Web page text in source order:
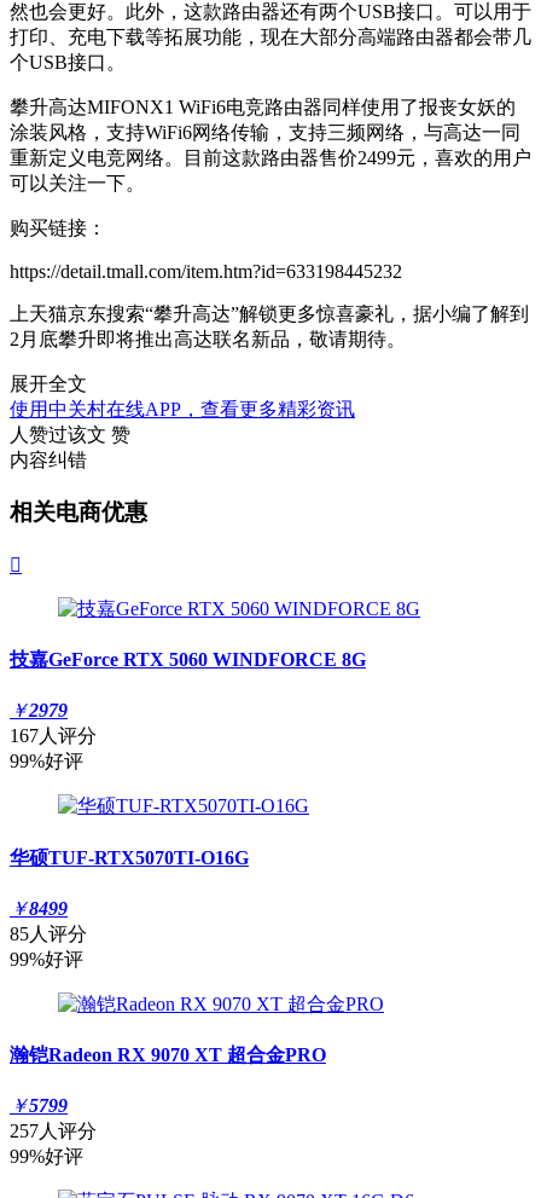
然也会更好。此外，这款路由器还有两个USB接口。可以用于
打印、充电下载等拓展功能，现在大部分高端路由器都会带几
个USB接口。
攀升高达MIFONX1 WiFi6电竞路由器同样使用了报丧女妖的
涂装风格，支持WiFi6网络传输，支持三频网络，与高达一同
重新定义电竞网络。目前这款路由器售价2499元，喜欢的用户
可以关注一下。
购买链接：
https://detail.tmall.com/item.htm?id=633198445232
上天猫京东搜索“攀升高达”解锁更多惊喜豪礼，据小编了解到
2月底攀升即将推出高达联名新品，敬请期待。
展开全文
使用中关村在线APP，查看更多精彩资讯
人赞过该文 赞
内容纠错
相关电商优惠

技嘉GeForce RTX 5060 WINDFORCE 8G
￥2979
167人评分
99%好评
华硕TUF-RTX5070TI-O16G
￥8499
85人评分
99%好评
瀚铠Radeon RX 9070 XT 超合金PRO
￥5799
257人评分
99%好评